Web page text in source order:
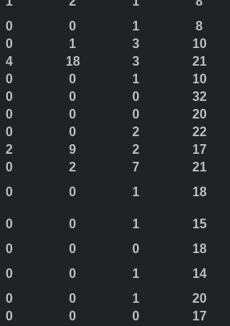
0 0 1
8
0 1 3
10
4 18 3
21
0 0 1
10
0 0 0
32
0 0 0
20
0 0 2
22
2 9 2
17
0 2 7
21
0 0 1
18
0 0 1
15
0 0 0
18
0 0 1
14
0 0 1
20
0 0 0
17